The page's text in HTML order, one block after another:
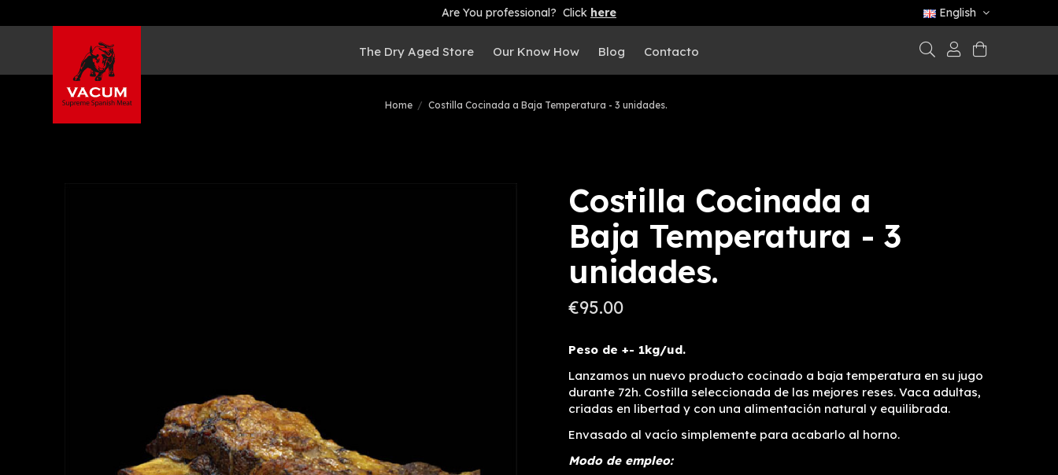
Are You professional? Click here English
The Dry Aged Store Our Know How Blog Contacto
Home Costilla Cocinada a Baja Temperatura - 3 unidades.
Costilla Cocinada a
Baja Temperatura - 3
unidades.
€95.00
Peso de +- 1kg/ud.
Lanzamos un nuevo producto cocinado a baja temperatura en su jugo
durante 72h. Costilla seleccionada de las mejores reses. Vaca adultas,
criadas en libertad y con una alimentación natural y equilibrada.
Envasado al vacío simplemente para acabarlo al horno.
Modo de empleo: